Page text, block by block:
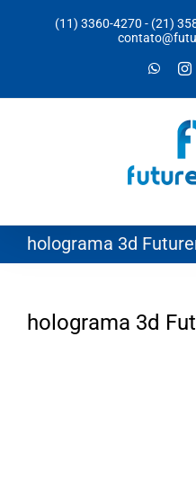
(11) 3360-4270 - (21)
holograma 3d
holograma 3d